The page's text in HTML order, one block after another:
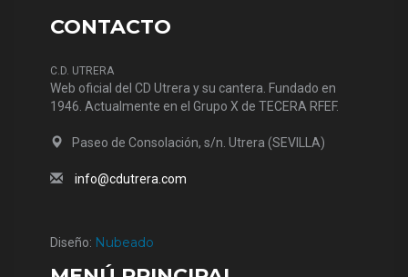
CONTACTO
C.D. UTRERA
Web oficial del CD Utrera y su cantera. Fundado en
1946. Actualmente en el Grupo X de TECERA RFEF.
Paseo de Consolación, s/n. Utrera (SEVILLA)
info@cdutrera.com
Diseño: Nubeado